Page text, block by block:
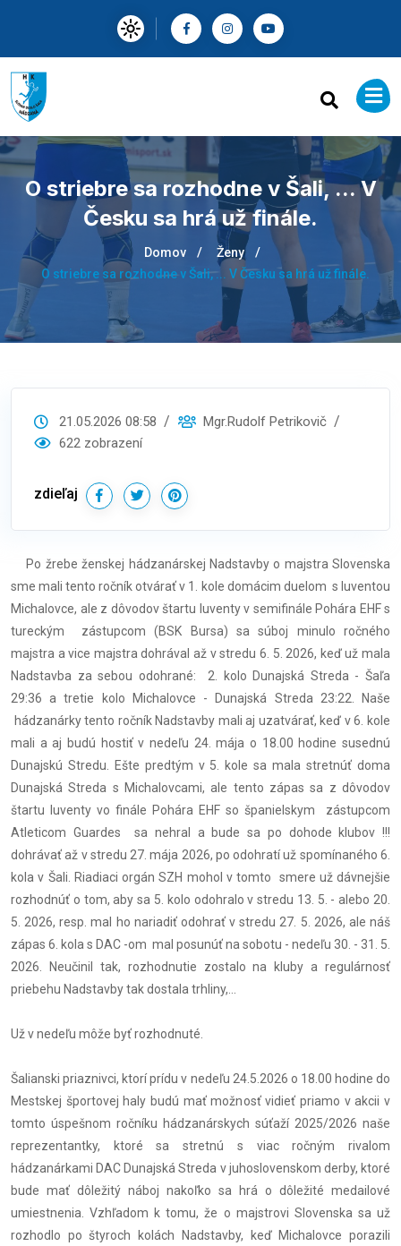
O striebre sa rozhodne v Šali, ... V
Česku sa hrá už finále.
Domov
Ženy
O striebre sa rozhodne v Šali, ... V Česku sa hrá už finále.
21.05.2026 08:58
Mgr.Rudolf Petrikovič
622 zobrazení
zdieľaj
Po žrebe ženskej hádzanárskej Nadstavby o majstra Slovenska
sme mali tento ročník otvárať v 1. kole domácim duelom s Iuventou
Michalovce, ale z dôvodov štartu Iuventy v semifinále Pohára EHF s
tureckým zástupcom (BSK Bursa) sa súboj minulo ročného
majstra a vice majstra dohrával až v stredu 6. 5. 2026, keď už mala
Nadstavba za sebou odohrané: 2. kolo Dunajská Streda - Šaľa
29:36 a tretie kolo Michalovce - Dunajská Streda 23:22. Naše
hádzanárky tento ročník Nadstavby mali aj uzatvárať, keď v 6. kole
mali a aj budú hostiť v nedeľu 24. mája o 18.00 hodine susednú
Dunajskú Stredu. Ešte predtým v 5. kole sa mala stretnúť doma
Dunajská Streda s Michalovcami, ale tento zápas sa z dôvodov
štartu Iuventy vo finále Pohára EHF so španielskym zástupcom
Atleticom Guardes sa nehral a bude sa po dohode klubov !!!
dohrávať až v stredu 27. mája 2026, po odohratí už spomínaného 6.
kola v Šali. Riadiaci orgán SZH mohol v tomto smere už dávnejšie
rozhodnúť o tom, aby sa 5. kolo odohralo v stredu 13. 5. - alebo 20.
5. 2026, resp. mal ho nariadiť odohrať v stredu 27. 5. 2026, ale náš
zápas 6. kola s DAC -om mal posunúť na sobotu - nedeľu 30. - 31. 5.
2026. Neučinil tak, rozhodnutie zostalo na kluby a regulárnosť
priebehu Nadstavby tak dostala trhliny,...
Už v nedeľu môže byť rozhodnuté.
Šalianski priaznivci, ktorí prídu v nedeľu 24.5.2026 o 18.00 hodine do
Mestskej športovej haly budú mať možnosť vidieť priamo v akcii v
tomto úspešnom ročníku hádzanárskych súťaží 2025/2026 naše
reprezentantky, ktoré sa stretnú s viac ročným rivalom
hádzanárkami DAC Dunajská Streda v juhoslovenskom derby, ktoré
bude mať dôležitý náboj nakoľko sa hrá o dôležité medailové
umiestnenia. Vzhľadom k tomu, že o majstrovi Slovenska sa už
rozhodlo po štyroch kolách Nadstavby, keď Michalovce porazili